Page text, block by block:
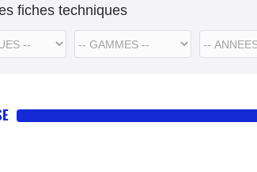
fiches techniques